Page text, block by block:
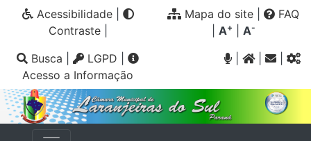
Acessibilidade|
Contraste|
Mapa do site
FAQ
A+ A-
Busca LGPD
Acesso a Informação
|